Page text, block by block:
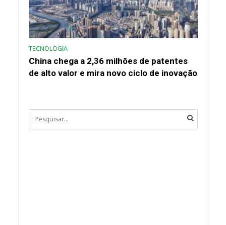
TECNOLOGIA
China chega a 2,36 milhões de patentes
de alto valor e mira novo ciclo de inovação